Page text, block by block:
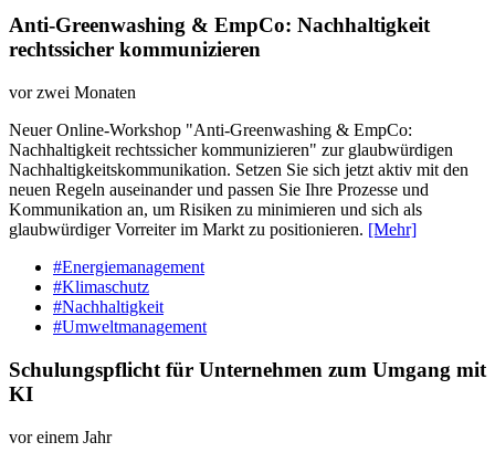
Anti-Greenwashing & EmpCo: Nachhaltigkeit
rechtssicher kommunizieren
vor zwei Monaten
Neuer Online-Workshop "Anti-Greenwashing & EmpCo:
Nachhaltigkeit rechtssicher kommunizieren" zur glaubwürdigen
Nachhaltigkeitskommunikation. Setzen Sie sich jetzt aktiv mit den
neuen Regeln auseinander und passen Sie Ihre Prozesse und
Kommunikation an, um Risiken zu minimieren und sich als
glaubwürdiger Vorreiter im Markt zu positionieren. [Mehr]
#Energiemanagement
#Klimaschutz
#Nachhaltigkeit
#Umweltmanagement
Schulungspflicht für Unternehmen zum Umgang mit
KI
vor einem Jahr